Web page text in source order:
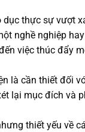
thực sự vượt
nghề nghiệp
việc thúc đẩy
là cần thiết đối
lại mục đích và
thiết yếu về